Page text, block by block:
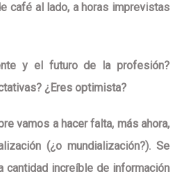
café al lado, a horas imprevistas
y el futuro de la profesión?
¿Eres optimista?
vamos a hacer falta, más ahora,
(¿o mundialización?). Se
cantidad increíble de información